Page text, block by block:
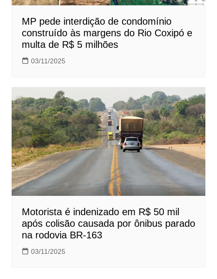
MP pede interdição de condomínio
construído às margens do Rio Coxipó e
multa de R$ 5 milhões
03/11/2025
Motorista é indenizado em R$ 50 mil
após colisão causada por ônibus parado
na rodovia BR-163
03/11/2025